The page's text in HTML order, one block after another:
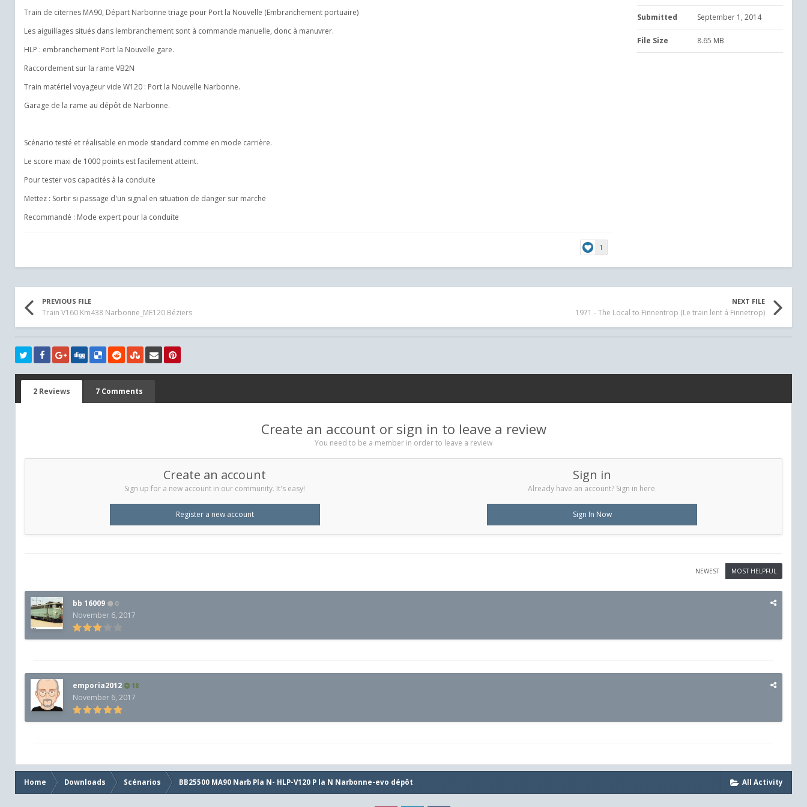
Train de citernes MA90, Départ Narbonne triage pour Port la Nouvelle (Embranchement portuaire)
Les aiguillages situés dans lembranchement sont à commande manuelle, donc à manuvrer.
HLP : embranchement Port la Nouvelle gare.
Raccordement sur la rame VB2N
Train matériel voyageur vide W120 : Port la Nouvelle Narbonne.
Garage de la rame au dépôt de Narbonne.
Scénario testé et réalisable en mode standard comme en mode carrière.
Le score maxi de 1000 points est facilement atteint.
Pour tester vos capacités à la conduite
Mettez : Sortir si passage d'un signal en situation de danger sur marche
Recommandé : Mode expert pour la conduite
1
Submitted September 1, 2014
File Size 8.65 MB
PREVIOUS FILE
Train V160 Km438 Narbonne_ME120 Béziers
NEXT FILE
1971 - The Local to Finnentrop (Le train lent á Finnetrop)
2 Reviews 7 Comments
Create an account or sign in to leave a review
You need to be a member in order to leave a review
Create an account
Sign up for a new account in our community. It's easy!
Register a new account
Sign in
Already have an account? Sign in here.
Sign In Now
MOST HELPFUL
NEWEST
bb 16009 0
November 6, 2017
emporia2012 18
November 6, 2017
All Activity
Home Downloads Scénarios BB25500 MA90 Narb Pla N- HLP-V120 P la N Narbonne-evo dépôt